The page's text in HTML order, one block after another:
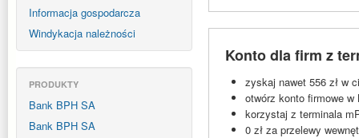
Informacja gospodarcza
Windykacja należności
PRODUKTY
Bank BPH SA
Bank BPH SA
Konto dla firm z
zyskaj nawet 556 zł w
otwórz konto firmowe w
korzystaj z terminala
0 zł za przelewy